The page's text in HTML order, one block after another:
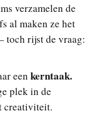
verzamelen de
al maken ze het
toch rijst de vraag:
een kerntaak.
plek in de
creativiteit.